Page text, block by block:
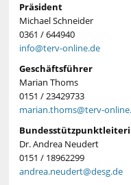
Präsident
Michael Schneider
0361 / 644940
info@terv-online.de
Geschäftsführer
Marian Thoms
0151 / 23429733
marian.thoms@terv-
Dr. Andrea Neudert
0151 / 18962299
andrea.neudert@desg.de